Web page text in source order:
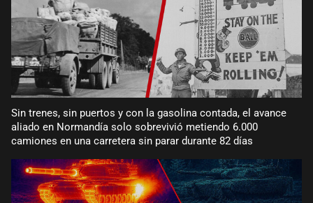
Sin trenes, sin puertos y con la gasolina contada, el avance
aliado en Normandía solo sobrevivió metiendo 6.000
camiones en una carretera sin parar durante 82 días